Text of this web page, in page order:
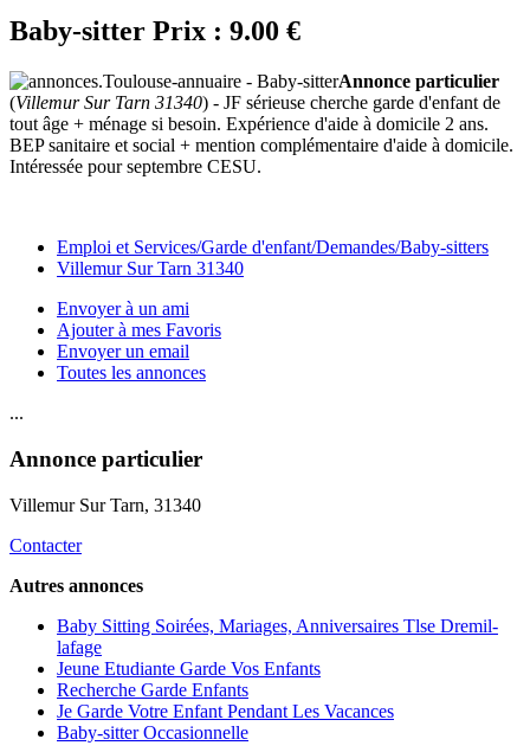
Baby-sitter Prix : 9.00 €
Annonce particulier
(Villemur Sur Tarn 31340) - JF sérieuse cherche garde d'enfant de
tout âge + ménage si besoin. Expérience d'aide à domicile 2 ans.
BEP sanitaire et social + mention complémentaire d'aide à domicile.
Intéressée pour septembre CESU.
Emploi et Services/Garde d'enfant/Demandes/Baby-sitters
Villemur Sur Tarn 31340
Envoyer à un ami
Ajouter à mes Favoris
Envoyer un email
Toutes les annonces
...
Annonce particulier
Villemur Sur Tarn, 31340
Contacter
Autres annonces
Baby Sitting Soirées, Mariages, Anniversaires Tlse Dremil-
lafage
Jeune Etudiante Garde Vos Enfants
Recherche Garde Enfants
Je Garde Votre Enfant Pendant Les Vacances
Baby-sitter Occasionnelle